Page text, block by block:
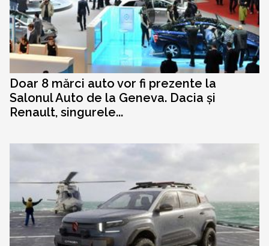
Doar 8 mărci auto vor fi prezente la
Salonul Auto de la Geneva. Dacia și
Renault, singurele...